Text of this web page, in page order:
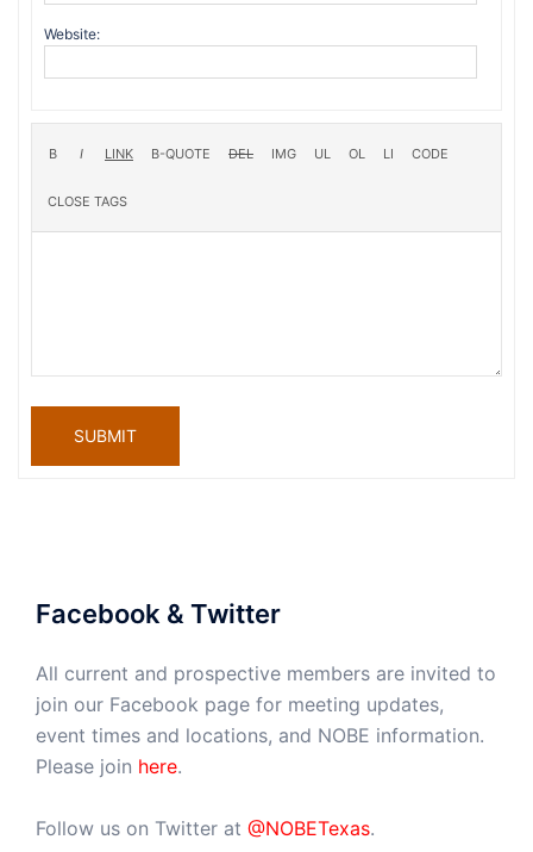
Website:
SUBMIT
Facebook & Twitter
All current and prospective members are invited to
join our Facebook page for meeting updates,
event times and locations, and NOBE information.
Please join here.
Follow us on Twitter at @NOBETexas.